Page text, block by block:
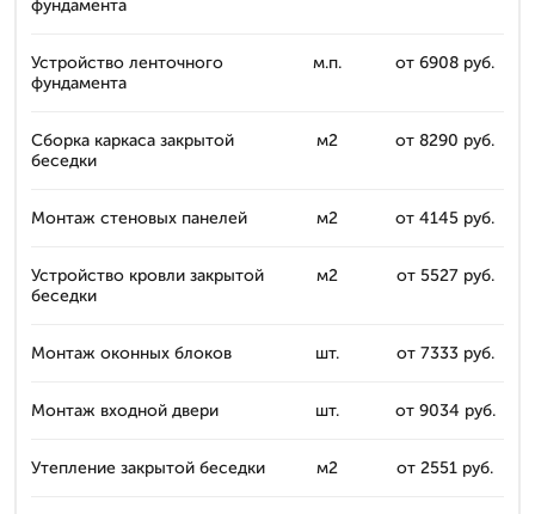
фундамента
Устройство ленточного
фундамента
м.п. от 6908 руб.
Сборка каркаса закрытой
беседки
м2 от 8290 руб.
Монтаж стеновых панелей м2 от 4145 руб.
Устройство кровли закрытой
беседки
м2 от 5527 руб.
Монтаж оконных блоков шт. от 7333 руб.
Монтаж входной двери шт. от 9034 руб.
Утепление закрытой беседки м2 от 2551 руб.